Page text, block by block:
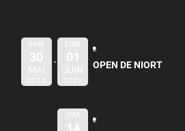
SAM
30
MAI
2020
LUN
01
JUIN
2020
OPEN DE NIORT
DIM
14